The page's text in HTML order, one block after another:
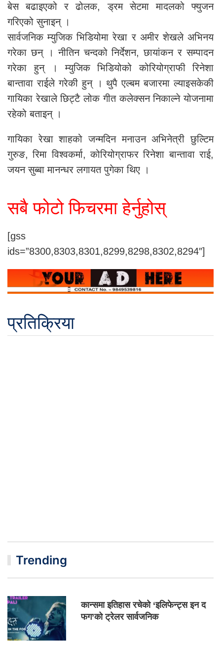
बेस बढाइएको र ढोलक, ड्रम सेटमा मादलको फ्युजन
गरिएको सुनाइन् ।
सार्वजनिक म्युजिक भिडियोमा रेखा र अमीर शेखले अभिनय
गरेका छन् । नीतिन चन्दको निर्देशन, छायांकन र सम्पादन
गरेका हुन् । म्युजिक भिडियोको कोरियोग्राफी रिनेशा
बान्तावा राईले गरेकी हुन् । थुपै एल्बम बजारमा ल्याइसकेकी
गायिका रेखाले छिट्टै लोक गीत कलेक्सन निकाल्ने योजनामा
रहेको बताइन् ।
गायिका रेखा शाहको जन्मदिन मनाउन अभिनेत्री छुल्टिम
गुरुङ, रिमा विश्वकर्मा, कोरियोग्राफर रिनेशा बान्तावा राई,
जयन सुब्बा मानन्धर लगायत पुगेका थिए ।
सबै फोटो फिचरमा हेर्नुहोस्
[gss
ids=”8300,8303,8301,8299,8298,8302,8294″]
प्रतिक्रिया
Trending
कान्समा इतिहास रचेको ‘इलिफेन्ट्स इन द
फग’को ट्रेलर सार्वजनिक